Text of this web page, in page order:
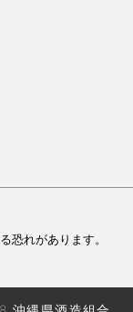
恐れがあります。